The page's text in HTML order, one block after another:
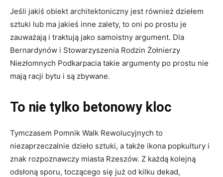
Jeśli jakiś obiekt architektoniczny jest również dziełem
sztuki lub ma jakieś inne zalety, to oni po prostu je
zauważają i traktują jako samoistny argument. Dla
Bernardynów i Stowarzyszenia Rodzin Żołnierzy
Niezłomnych Podkarpacia takie argumenty po prostu nie
mają racji bytu i są zbywane.
To nie tylko betonowy kloc
Tymczasem Pomnik Walk Rewolucyjnych to
niezaprzeczalnie dzieło sztuki, a także ikona popkultury i
znak rozpoznawczy miasta Rzeszów. Z każdą kolejną
odsłoną sporu, toczącego się już od kilku dekad,